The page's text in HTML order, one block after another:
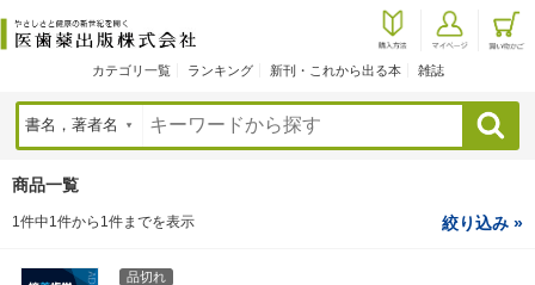
カテゴリ一覧 ランキング 新刊・これから出る本 雑誌
検索
商品一覧
1件中1件から1件までを表示 絞り込み »
品切れ